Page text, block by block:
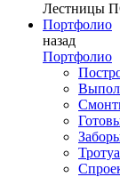
Лестницы
Портфолио
назад
Портфолио